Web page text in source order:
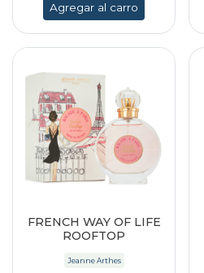
Agregar al carro
FRENCH WAY OF LIFE
ROOFTOP
Jeanne Arthes